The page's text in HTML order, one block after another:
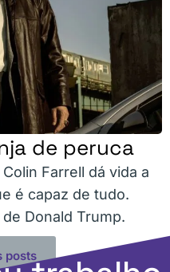
de peruca
Farrell dá vida a
é capaz de tudo.
Donald Trump.
posts